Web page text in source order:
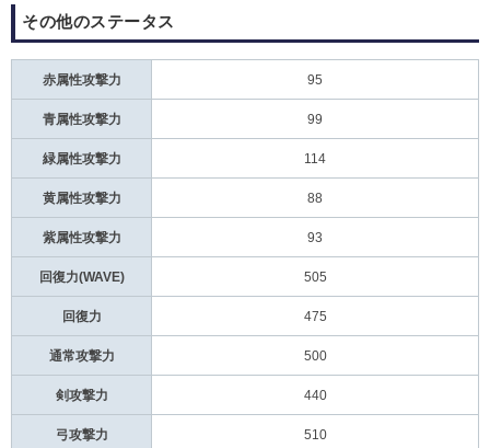
その他のステータス
赤属性攻撃力 95
青属性攻撃力 99
緑属性攻撃力 114
黄属性攻撃力 88
紫属性攻撃力 93
回復力(WAVE) 505
回復力 475
通常攻撃力 500
剣攻撃力 440
弓攻撃力 510